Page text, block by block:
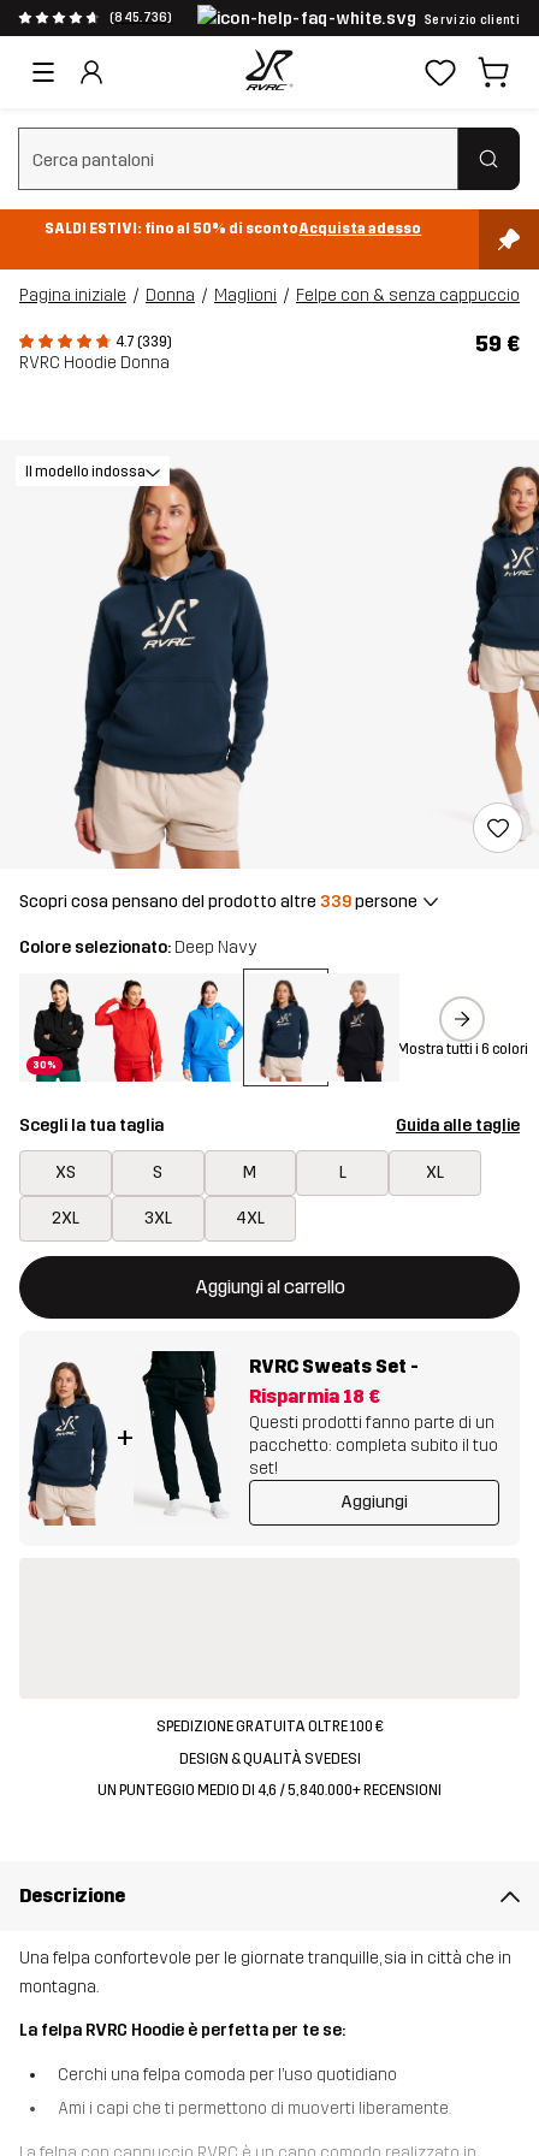
(845.736) Servizio clienti
Cancella ricerca
SALDI ESTIVI: fino al 50% di scontoAcquista adesso
Pagina iniziale Donna Maglioni Felpe con & senza cappuccio
4.7 (339)
RVRC Hoodie Donna
59 €
Il modello indossa
Scopri cosa pensano del prodotto altre 339persone
Colore selezionato: Deep Navy
30%
Mostra tutti i 6 colori
Scegli la tua taglia Guida alle taglie
XS S M L XL
2XL 3XL 4XL
Aggiungi al carrello
Questo tasto aprirà una finestra modale per confermare un
{{size}} non disponibile
+
RVRC Sweats Set -
Risparmia 18 €
Questi prodotti fanno parte di un
pacchetto: completa subito il tuo
set!
Aggiungi
SPEDIZIONE GRATUITA OLTRE 100 €
DESIGN & QUALITÀ SVEDESI
UN PUNTEGGIO MEDIO DI 4,6 / 5, 840.000+ RECENSIONI
Descrizione
Una felpa confortevole per le giornate tranquille, sia in città che in
montagna.
La felpa RVRC Hoodie è perfetta per te se:
Cerchi una felpa comoda per l’uso quotidiano
Ami i capi che ti permettono di muoverti liberamente.